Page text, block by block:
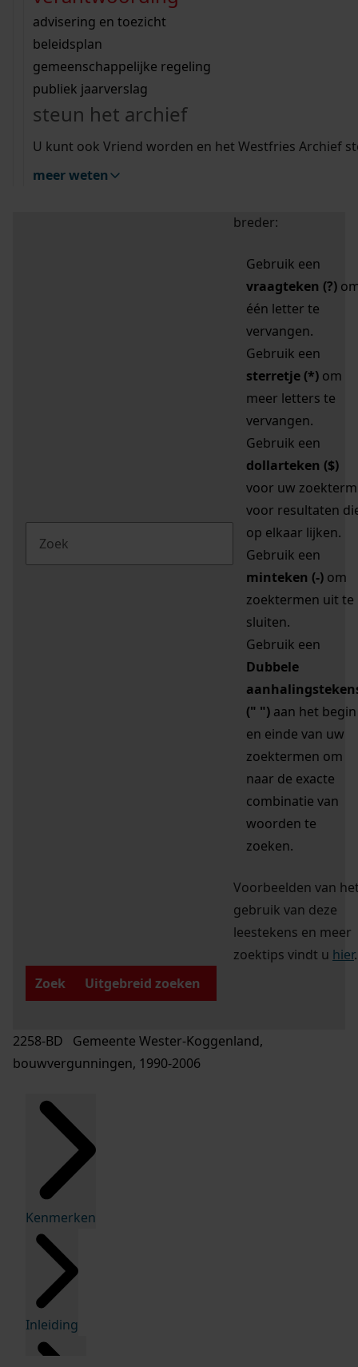
bouwvergunningen
omgevingsvergunningen
vergunningen
beeld en geluid
uitleg nodig?
Wij helpen u op weg met een aantal zoektips.
bekijk alle zoektips
Wij helpen u op weg met een aantal zoektips.
bekijk alle zoektips
bekijk ons geschiedenislokaal
advisering en toezicht
beleidsplan
gemeenschappelijke regeling
publiek jaarverslag
steun het archief
U kunt ook Vriend worden en het Westfries Archief
meer weten
zoektips
Mijn Studiezaal (inloggen)
uw zoekopdracht te
breder:
Gebruik een
vraagteken (?)
één letter te
vervangen.
Gebruik een
sterretje (*) om
meer letters te
vervangen.
Gebruik een
dollarteken ($)
voor uw zoekterm
voor resultaten
op elkaar lijken.
Gebruik een
minteken (-) om
zoektermen uit te
sluiten.
Gebruik een
Dubbele
(" ") aan het begin
en einde van uw
zoektermen om
naar de exacte
combinatie van
woorden te
zoeken.
Voorbeelden van
gebruik van deze
leestekens en meer
zoektips vindt u hier.
Zoek
Uitgebreid zoeken
2258-BD Gemeente Wester-Koggenland,
bouwvergunningen, 1990-2006
Kenmerken
Inleiding